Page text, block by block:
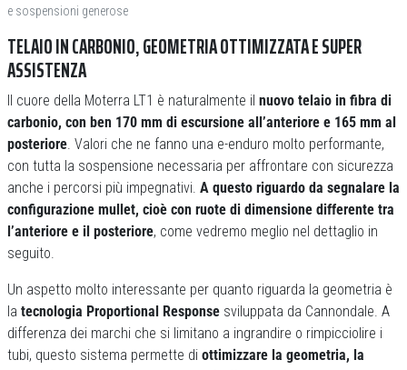
e sospensioni generose
TELAIO IN CARBONIO, GEOMETRIA OTTIMIZZATA E SUPER
ASSISTENZA
Il cuore della Moterra LT1 è naturalmente il nuovo telaio in fibra di
carbonio, con ben 170 mm di escursione all’anteriore e 165 mm al
posteriore. Valori che ne fanno una e-enduro molto performante,
con tutta la sospensione necessaria per affrontare con sicurezza
anche i percorsi più impegnativi. A questo riguardo da segnalare la
configurazione mullet, cioè con ruote di dimensione differente tra
l’anteriore e il posteriore, come vedremo meglio nel dettaglio in
seguito.
Un aspetto molto interessante per quanto riguarda la geometria è
la tecnologia Proportional Response sviluppata da Cannondale. A
differenza dei marchi che si limitano a ingrandire o rimpicciolire i
tubi, questo sistema permette di ottimizzare la geometria, la